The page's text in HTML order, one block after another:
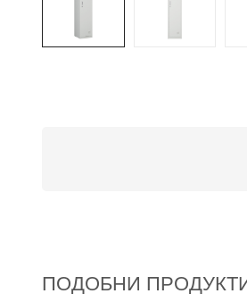
ПОДОБНИ